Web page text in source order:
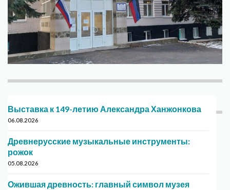
Выставка к 149-летию Александра Ханжонкова
06.08.2026
Древнерусские музыкальные инструменты:
рожок
05.08.2026
Ожившая древность: главный символ музея